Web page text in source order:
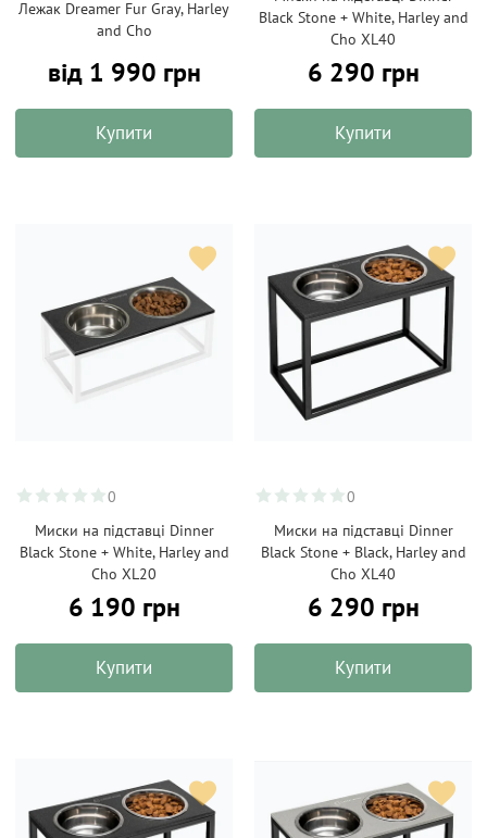
Лежак Dreamer Fur Gray, Harley
and Cho
від 1 990 грн
Купити
Black Stone + White, Harley and
Cho XL40
6 290 грн
Купити
0
Миски на підставці Dinner
Black Stone + White, Harley and
Cho XL20
6 190 грн
Купити
0
Миски на підставці Dinner
Black Stone + Black, Harley and
Cho XL40
6 290 грн
Купити